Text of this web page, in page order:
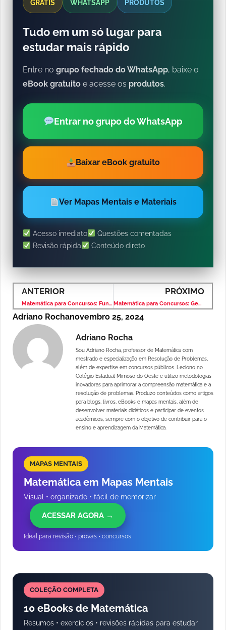
GRÁTIS WHATSAPP PRODUTOS
Tudo em um só lugar para
estudar mais rápido
Entre no grupo fechado do WhatsApp, baixe o
eBook gratuito e acesse os produtos.
Entrar no grupo do WhatsApp
Baixar eBook gratuito
Ver Mapas Mentais e Materiais
Acesso imediato
Questões comentadas
Revisão rápida
Conteúdo direto
ANTERIOR
Matemática para Concursos: Função de 1º Grau – Banca VUNESP – Nível Médio
PRÓXIMO
Matemática para Concursos: Geometria Plana – Banca VUNESP – Nível Médio
Adriano Rochanovembro 25, 2024
Adriano Rocha
Sou Adriano Rocha, professor de Matemática com
mestrado e especialização em Resolução de Problemas,
além de expertise em concursos públicos. Leciono no
Colégio Estadual Mimoso do Oeste e utilizo metodologias
inovadoras para aprimorar a compreensão matemática e a
resolução de problemas. Produzo conteúdos como artigos
para blogs, livros, eBooks e mapas mentais, além de
desenvolver materiais didáticos e participar de eventos
acadêmicos, sempre com o objetivo de contribuir para o
ensino e aprendizagem da Matemática.
MAPAS MENTAIS
Matemática em Mapas Mentais
Visual • organizado • fácil de memorizar
ACESSAR AGORA →
Ideal para revisão • provas • concursos
COLEÇÃO COMPLETA
10 eBooks de Matemática
Resumos • exercícios • revisões rápidas para estudar